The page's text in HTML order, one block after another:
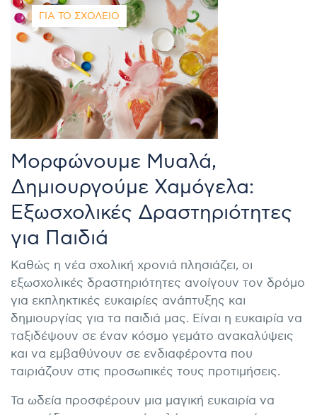
ΓΙΑ ΤΟ ΣΧΟΛΕΊΟ
Μορφώνουμε Μυαλά,
Δημιουργούμε Χαμόγελα:
Εξωσχολικές Δραστηριότητες
για Παιδιά
Καθώς η νέα σχολική χρονιά πλησιάζει, οι
εξωσχολικές δραστηριότητες ανοίγουν τον δρόμο
για εκπληκτικές ευκαιρίες ανάπτυξης και
δημιουργίας για τα παιδιά μας. Είναι η ευκαιρία να
ταξιδέψουν σε έναν κόσμο γεμάτο ανακαλύψεις
και να εμβαθύνουν σε ενδιαφέροντα που
ταιριάζουν στις προσωπικές τους προτιμήσεις.
Τα ωδεία προσφέρουν μια μαγική ευκαιρία να